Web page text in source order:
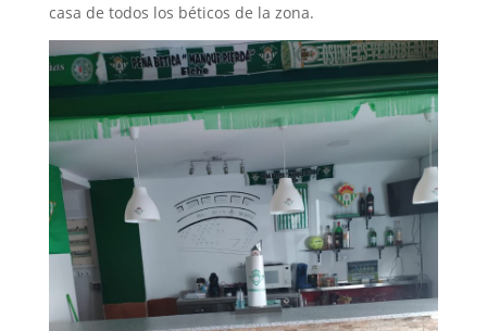
casa de todos los béticos de la zona.